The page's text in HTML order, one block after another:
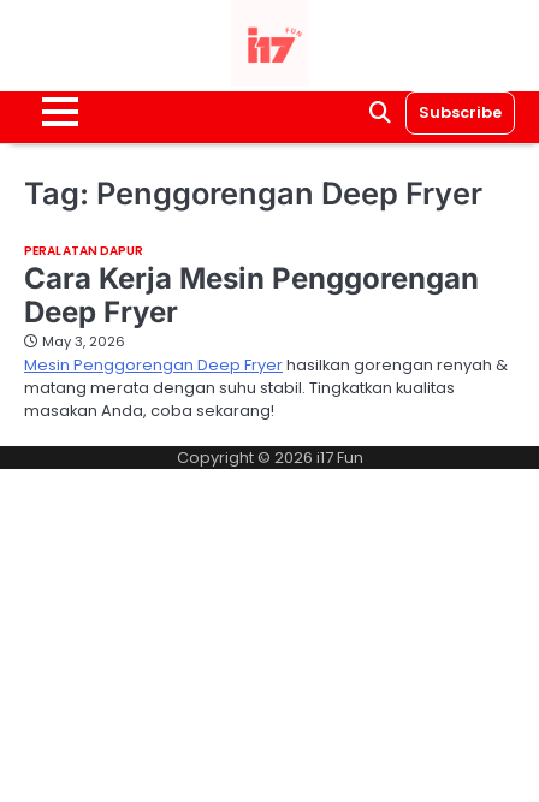
Subscribe
Tag: Penggorengan Deep Fryer
PERALATAN DAPUR
Cara Kerja Mesin Penggorengan
Deep Fryer
May 3, 2026
Mesin Penggorengan Deep Fryerhasilkan gorengan renyah &
matang merata dengan suhu stabil. Tingkatkan kualitas
masakan Anda, coba sekarang!
Copyright © 2026 i17 Fun